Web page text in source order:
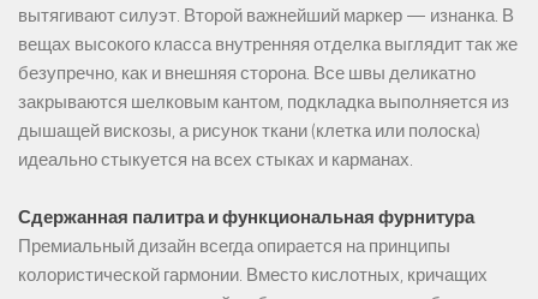
вытягивают силуэт. Второй важнейший маркер — изнанка. В
вещах высокого класса внутренняя отделка выглядит так же
безупречно, как и внешняя сторона. Все швы деликатно
закрываются шелковым кантом, подкладка выполняется из
дышащей вискозы, а рисунок ткани (клетка или полоска)
идеально стыкуется на всех стыках и карманах.
Сдержанная палитра и функциональная фурнитура
Премиальный дизайн всегда опирается на принципы
колористической гармонии. Вместо кислотных, кричащих